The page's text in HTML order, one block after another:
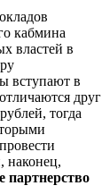
кабмина
властей в
вступают в
друг
тогда
наконец,
партнерство